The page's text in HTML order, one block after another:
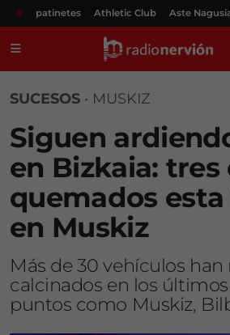
# patinetes Athletic Club Aste
SUCESOS • MUSKIZ
Siguen
en Bizkaia: tres
quemados
en Muskiz
Más de 30 vehículos
calcinados en los
puntos como Muskiz,